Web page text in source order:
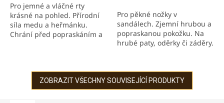
5
hvězdiček.
Pro jemné a vláčné rty
krásné na pohled. Přírodní
síla medu a heřmánku.
Chrání před popraskáním a
Pro pěkné nožky v
sandálech. Zjemní hrubou a
popraskanou pokožku. Na
hrubé paty, oděrky či záděry.
ZOBRAZIT VŠECHNY SOUVISEJÍCÍ PRODUKTY